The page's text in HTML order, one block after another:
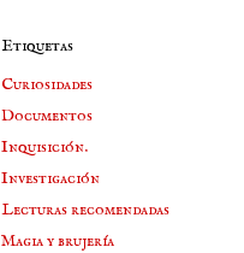
Etiquetas
Curiosidades
Documentos
Inquisición.
Investigación
Lecturas recomendadas
Magia y brujería